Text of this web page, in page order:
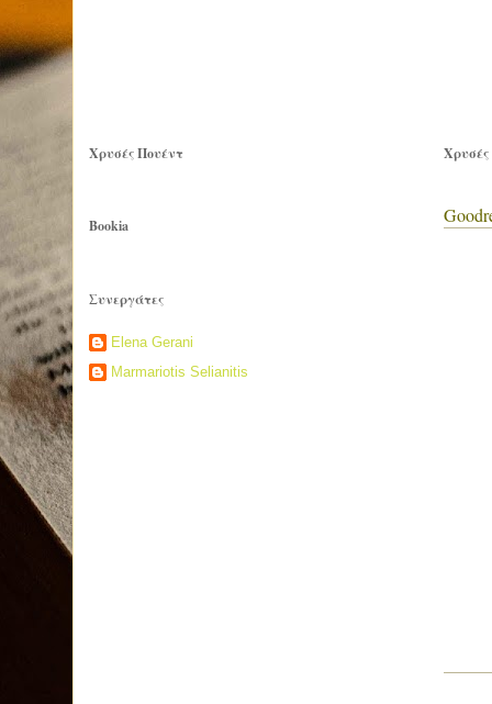
Χρυσές Πουέντ
Bookia
Συνεργάτες
Elena Gerani
Marmariotis Selianitis